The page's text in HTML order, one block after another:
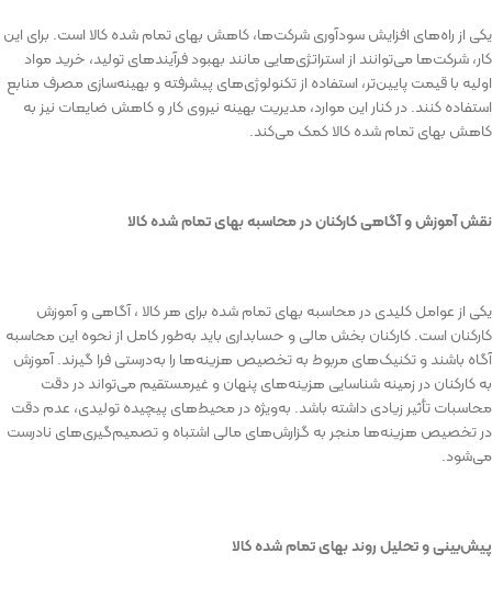
یکی از راه‌های افزایشسودآوریشرکت‌ها،کاهش بهایتمامشدهکالا است. برای این
کار،شرکت‌هامی‌توانند از استراتژی‌هاییمانند بهبودفرآیندهایتولید، خریدمواد
اولیه باقیمتپایین‌تر، استفاده ازتکنولوژی‌های پیشرفتهو بهینه‌سازیمصرفمنابع
استفادهکنند.درکناراینموارد،مدیریت بهینه نیرویکاروکاهش ضایعات نیز به
کاهش بهایتمامشدهکالاکمکمی‌کند.
نقشآموزشوآگاهیکارکناندرمحاسبهبهایتمامشدهکالا
یکی از عواملکلیدیدرمحاسبه بهایتمامشده برای هرکالا ،آگاهیوآموزش
کارکنان است.کارکنان بخشمالیو حسابداری باید به‌طورکامل از نحوه اینمحاسبه
آگاه باشندوتکنیک‌هایمربوط بهتخصیص هزینه‌ها را به‌درستیفرا گیرند.آموزش
بهکارکناندرزمینهشناسایی هزینه‌هایپنهانو غیرمستقیممی‌توانددردقت
محاسباتتأثیر زیادیداشته باشد. به‌ویژهدرمحیط‌های پیچیدهتولیدی، عدمدقت
درتخصیص هزینه‌هامنجر به گزارش‌هایمالی اشتباهوتصمیم‌گیری‌های نادرست
می‌شود.
پیش‌بینیوتحلیلروندبهایتمامشدهکالا